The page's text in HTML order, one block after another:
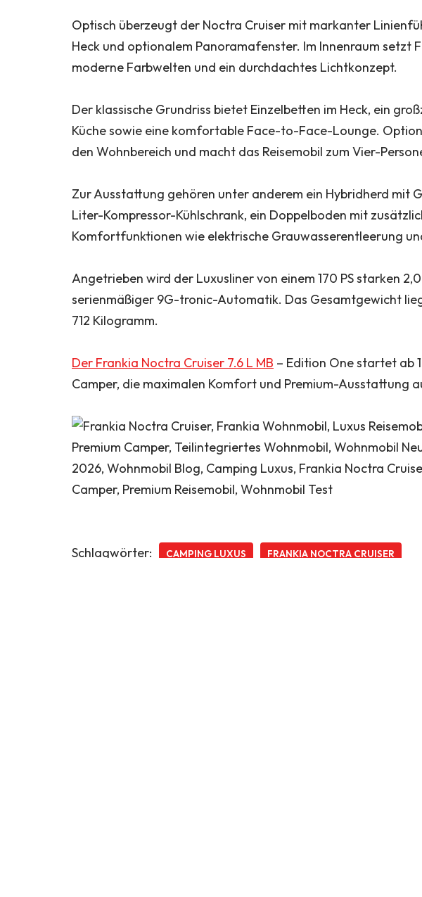
Optisch überzeugt der Noctra Cruiser mit markanter
Heck und optionalem Panoramafenster. Im Innenraum setzt
moderne Farbwelten und ein durchdachtes Lichtkonzept.
Der klassische Grundriss bietet Einzelbetten im Heck, ein
Küche sowie eine komfortable Face-to-Face-Lounge.
den Wohnbereich und macht das Reisemobil zum Vier-
Zur Ausstattung gehören unter anderem ein Hybridherd mit
Liter-Kompressor-Kühlschrank, ein Doppelboden mit
Komfortfunktionen wie elektrische Grauwasserentleerung
Angetrieben wird der Luxusliner von einem 170 PS starken
serienmäßiger 9G-tronic-Automatik. Das Gesamtgewicht
712 Kilogramm.
Der Frankia Noctra Cruiser 7.6 L MB – Edition One startet ab
Camper, die maximalen Komfort und Premium-Ausstattung
Schlagwörter: CAMPING LUXUS FRANKIA NOCTRA CRUISER